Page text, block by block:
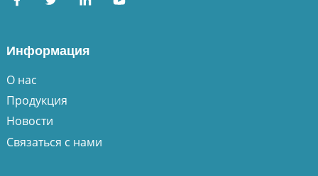
Информация
О нас
Продукция
Новости
Связаться с нами